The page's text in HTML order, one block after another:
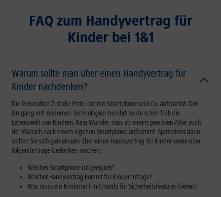
FAQ zum Handyvertrag für
Kinder bei 1&1
Warum sollte man über einen Handyvertrag für
Kinder nachdenken?
Die Generation Z ist die Erste, die mit Smartphone und Co. aufwächst. Der
Umgang mit modernen Technologien berührt heute schon früh die
Lebenswelt von Kindern. Kein Wunder, dass ab einem gewissen Alter auch
der Wunsch nach einem eigenen Smartphone aufkommt. Spätestens dann
sollten Sie sich gemeinsam über einen Handyvertrag für Kinder sowie über
folgende Frage Gedanken machen:
Welches Smartphone ist geeignet?
Welcher Handyvertrag kommt für Kinder infrage?
Was muss ein Kindertarif mit Handy für Sicherheitsfeatures bieten?